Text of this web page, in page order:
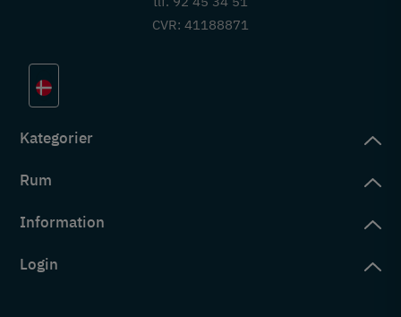
CVR: 41188871
Kategorier
Rum
Information
Login